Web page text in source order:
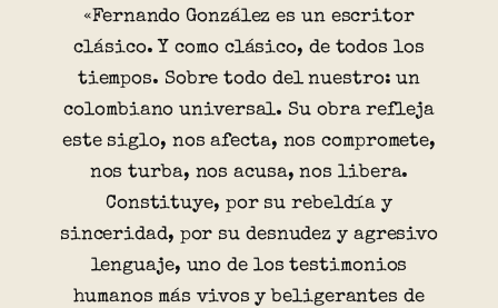
«Fernando González es un escritor
clásico. Y como clásico, de todos los
tiempos. Sobre todo del nuestro: un
colombiano universal. Su obra refleja
este siglo, nos afecta, nos compromete,
nos turba, nos acusa, nos libera.
Constituye, por su rebeldía y
sinceridad, por su desnudez y agresivo
lenguaje, uno de los testimonios
humanos más vivos y beligerantes de